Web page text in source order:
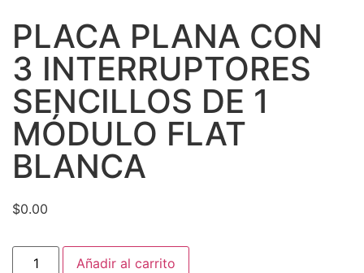
PLACA PLANA CON
3 INTERRUPTORES
SENCILLOS DE 1
MÓDULO FLAT
BLANCA
$0.00
Añadir al carrito